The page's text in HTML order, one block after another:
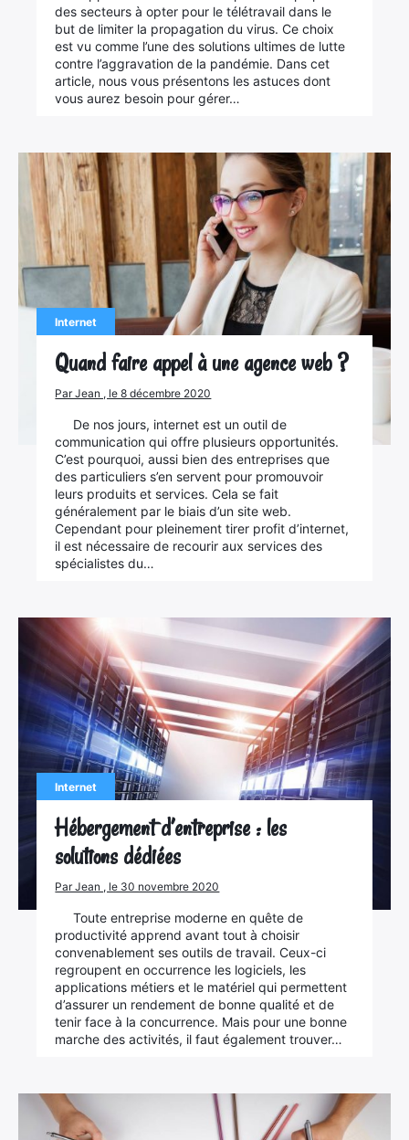
des secteurs à opter pour le télétravail dans le
but de limiter la propagation du virus. Ce choix
est vu comme l’une des solutions ultimes de lutte
contre l’aggravation de la pandémie. Dans cet
article, nous vous présentons les astuces dont
vous aurez besoin pour gérer…
Internet
Quand faire appel à une agence web ?
Par Jean , le 8 décembre 2020
De nos jours, internet est un outil de
communication qui offre plusieurs opportunités.
C’est pourquoi, aussi bien des entreprises que
des particuliers s’en servent pour promouvoir
leurs produits et services. Cela se fait
généralement par le biais d’un site web.
Cependant pour pleinement tirer profit d’internet,
il est nécessaire de recourir aux services des
spécialistes du…
Internet
Hébergement d’entreprise : les
solutions dédiées
Par Jean , le 30 novembre 2020
Toute entreprise moderne en quête de
productivité apprend avant tout à choisir
convenablement ses outils de travail. Ceux-ci
regroupent en occurrence les logiciels, les
applications métiers et le matériel qui permettent
d’assurer un rendement de bonne qualité et de
tenir face à la concurrence. Mais pour une bonne
marche des activités, il faut également trouver…
Rechercher
: